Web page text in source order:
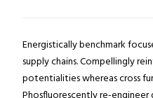
Energistically benchmark
supply chains. Compellingly
potentialities whereas cross